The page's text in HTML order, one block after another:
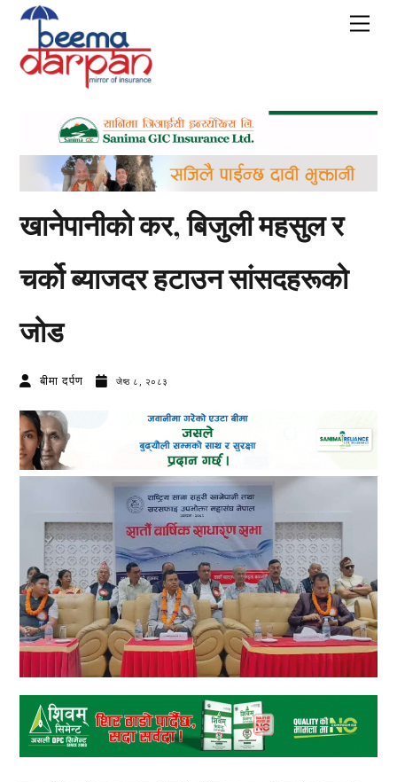
Skip
content
खानेपानीको कर, बिजुली महसुल र
चर्को ब्याजदर हटाउन सांसदहरूको
जोड
बीमा दर्पण जेष्ठ ८, २०८३